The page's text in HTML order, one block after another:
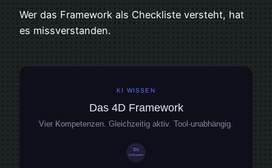
Wer das Framework als Checkliste versteht, hat
es missverstanden.
Das 4DKI WISSEN
Das 4D Framework
Vier Kompetenzen. Gleichzeitig aktiv. Tool-unabhängig.
D1
Delegation